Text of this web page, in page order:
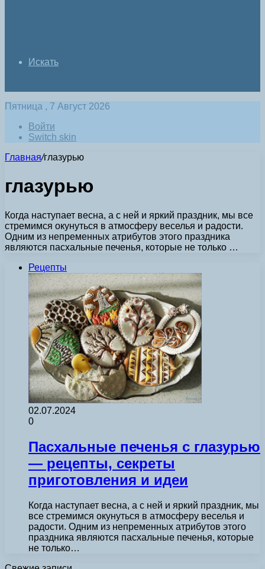
Искать
Пятница , 7 Август 2026
Войти
Switch skin
Главная/глазурью
глазурью
Когда наступает весна, а с ней и яркий праздник, мы все
стремимся окунуться в атмосферу веселья и радости.
Одним из непременных атрибутов этого праздника
являются пасхальные печенья, которые не только …
Рецепты
02.07.2024
0
Пасхальные печенья с глазурью
— рецепты, секреты
приготовления и идеи
Когда наступает весна, а с ней и яркий праздник, мы
все стремимся окунуться в атмосферу веселья и
радости. Одним из непременных атрибутов этого
праздника являются пасхальные печенья, которые
не только…